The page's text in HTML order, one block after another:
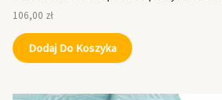
106,00 zł
Dodaj Do Koszyka